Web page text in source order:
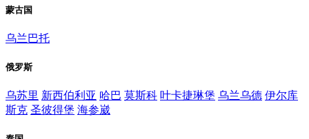
蒙古国
乌兰巴托
俄罗斯
乌苏里 新西伯利亚 哈巴 莫斯科 叶卡捷琳堡 乌兰乌德 伊尔库
斯克 圣彼得堡 海参崴